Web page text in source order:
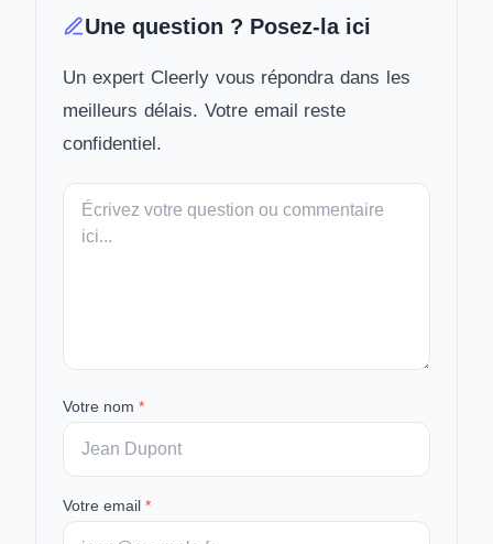
Une question ? Posez-la ici
Un expert Cleerly vous répondra dans les
meilleurs délais. Votre email reste
confidentiel.
Votre
message
Votre nom *
Votre email *